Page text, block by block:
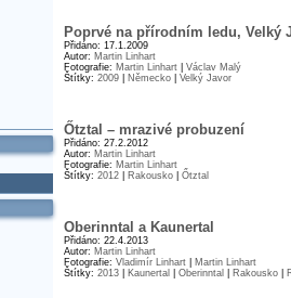
Poprvé na přírodním ledu, Velký
Přidáno: 17.1.2009
Autor: Martin Linhart
Fotografie: Martin Linhart
Václav Malý
Štítky: 2009 Německo Velký Javor
Őtztal – mrazivé probuzení
Přidáno: 27.2.2012
Autor: Martin Linhart
Fotografie: Martin Linhart
Štítky: 2012 Rakousko Őtztal
Oberinntal a Kaunertal
Přidáno: 22.4.2013
Autor: Martin Linhart
Fotografie: Vladimír Linhart
Martin Linhart
Štítky: 2013 Kaunertal Oberinntal Rakousko